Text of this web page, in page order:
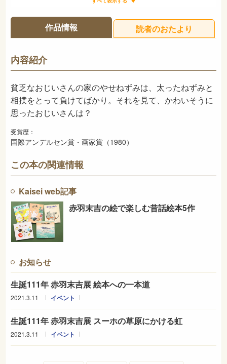
32ページ
ISBN 978-4-03-337020-0
NDC
発売日 1983年7月
作品情報 読者のおたより
内容紹介
貧乏なおじいさんの家のやせねずみは、太ったねずみと
相撲をとって負けてばかり。それを見て、かわいそうに
思ったおじいさんは？
受賞歴：
国際アンデルセン賞・画家賞（1980）
この本の関連情報
Kaisei web記事
赤羽末吉の絵で楽しむ昔話絵本5作
お知らせ
生誕111年 赤羽末吉展 絵本への一本道
2021.3.11 イベント
生誕111年 赤羽末吉展 スーホの草原にかける虹
2021.3.11 イベント